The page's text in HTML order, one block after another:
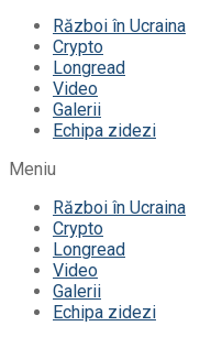
Război în Ucraina
Crypto
Longread
Video
Galerii
Echipa zidezi
Meniu
Război în Ucraina
Crypto
Longread
Video
Galerii
Echipa zidezi